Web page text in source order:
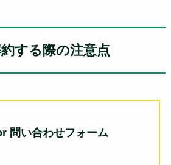
する際の注意点
問い合わせフォーム